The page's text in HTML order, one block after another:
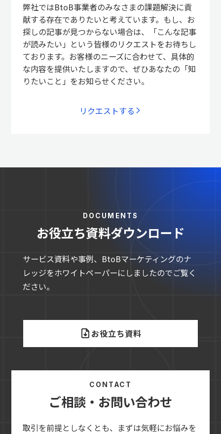
弊社ではBtoB事業者のみなさまの課題解決に貢
献する存在でありたいと考えています。もし、お
探しの記事が見つからない場合は、「こんな記事
が読みたい」という皆様のリクエストをお待ちし
ております。お客様のニーズに合わせて、具体的
な内容を提供いたしますので、ぜひあなたの「知
りたいこと」をお知らせください。
リクエストする
DOCUMENTS
お役立ち資料ダウンロード
サービス資料や事例、BtoBマーケティングのナ
レッジをホワイトペーパーにしましたのでご覧く
ださい。
お役立ち資料
CONTACT
ご相談・お問い合わせ
取引を前提としなくとも、まずは気軽にお悩みを